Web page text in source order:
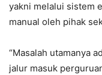
yakni melalui sistem
manual oleh pihak
“Masalah utamanya
jalur masuk